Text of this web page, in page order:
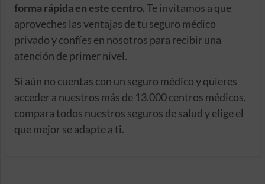
forma rápida en este centro.Te invitamos a que
aproveches las ventajas de tu seguro médico
privado y confíes en nosotros para recibir una
atención de primer nivel.
Si aún no cuentas con un seguro médico y quieres
acceder a nuestros más de 13.000 centros médicos,
compara todos nuestros seguros de salud y elige el
que mejor se adapte a ti.